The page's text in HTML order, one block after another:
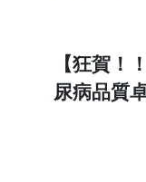
【狂賀！
尿病品質